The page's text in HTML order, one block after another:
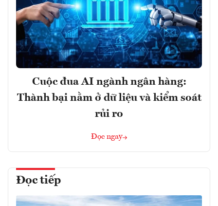
Cuộc đua AI ngành ngân hàng:
Thành bại nằm ở dữ liệu và kiểm soát
rủi ro
Đọc ngay
Đọc tiếp